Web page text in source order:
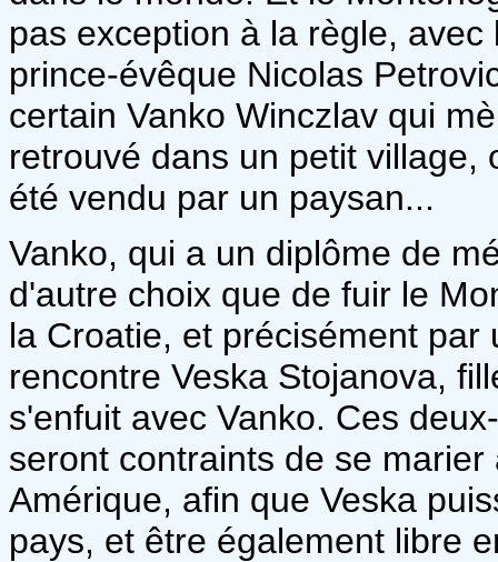
pas exception à la règle,
prince-évêque Nicolas
certain Vanko Winczlav qui
retrouvé dans un petit village,
été vendu par un paysan...
Vanko, qui a un diplôme de
d'autre choix que de fuir le
la Croatie, et précisément
rencontre Veska Stojanova,
s'enfuit avec Vanko. Ces
seront contraints de se
Amérique, afin que Veska
pays, et être également libre